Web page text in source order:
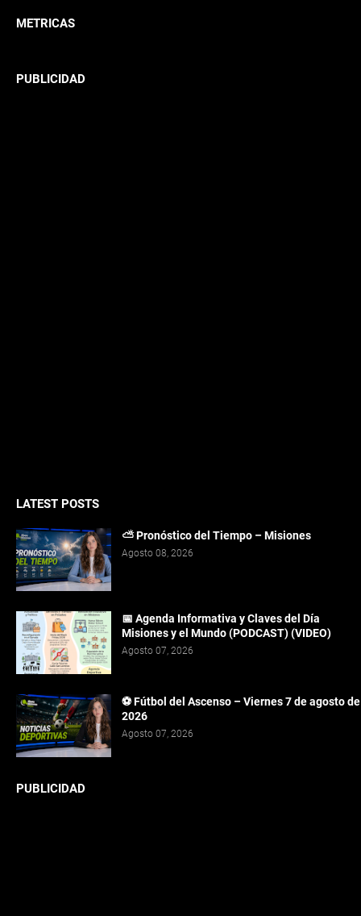
METRICAS
PUBLICIDAD
LATEST POSTS
⛅ Pronóstico del Tiempo – Misiones
Agosto 08, 2026
📅 Agenda Informativa y Claves del Día
Misiones y el Mundo (PODCAST) (VIDEO)
Agosto 07, 2026
⚽ Fútbol del Ascenso – Viernes 7 de agosto de
2026
Agosto 07, 2026
PUBLICIDAD